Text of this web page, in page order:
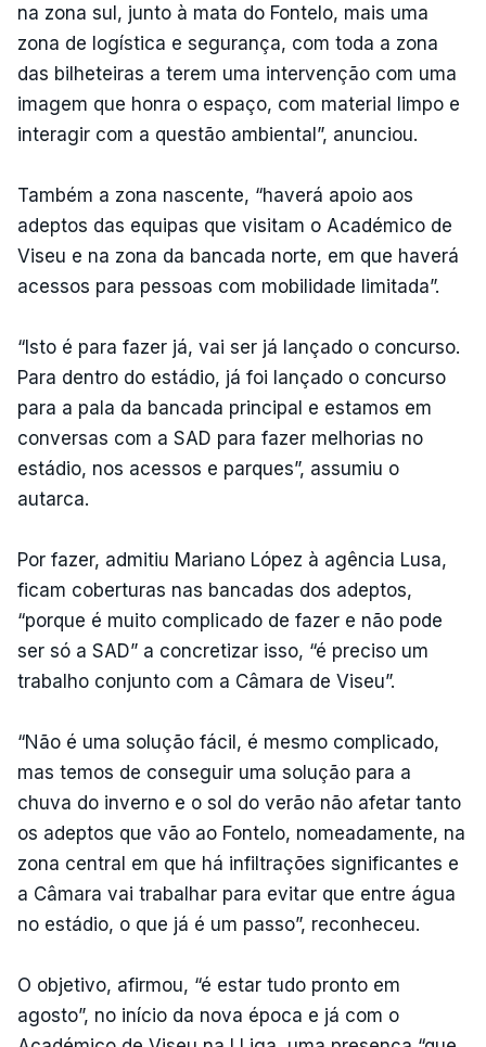
na zona sul, junto à mata do Fontelo, mais uma
zona de logística e segurança, com toda a zona
das bilheteiras a terem uma intervenção com uma
imagem que honra o espaço, com material limpo e
interagir com a questão ambiental”, anunciou.
Também a zona nascente, “haverá apoio aos
adeptos das equipas que visitam o Académico de
Viseu e na zona da bancada norte, em que haverá
acessos para pessoas com mobilidade limitada”.
“Isto é para fazer já, vai ser já lançado o concurso.
Para dentro do estádio, já foi lançado o concurso
para a pala da bancada principal e estamos em
conversas com a SAD para fazer melhorias no
estádio, nos acessos e parques”, assumiu o
autarca.
Por fazer, admitiu Mariano López à agência Lusa,
ficam coberturas nas bancadas dos adeptos,
“porque é muito complicado de fazer e não pode
ser só a SAD” a concretizar isso, “é preciso um
trabalho conjunto com a Câmara de Viseu”.
“Não é uma solução fácil, é mesmo complicado,
mas temos de conseguir uma solução para a
chuva do inverno e o sol do verão não afetar tanto
os adeptos que vão ao Fontelo, nomeadamente, na
zona central em que há infiltrações significantes e
a Câmara vai trabalhar para evitar que entre água
no estádio, o que já é um passo”, reconheceu.
O objetivo, afirmou, “é estar tudo pronto em
agosto”, no início da nova época e já com o